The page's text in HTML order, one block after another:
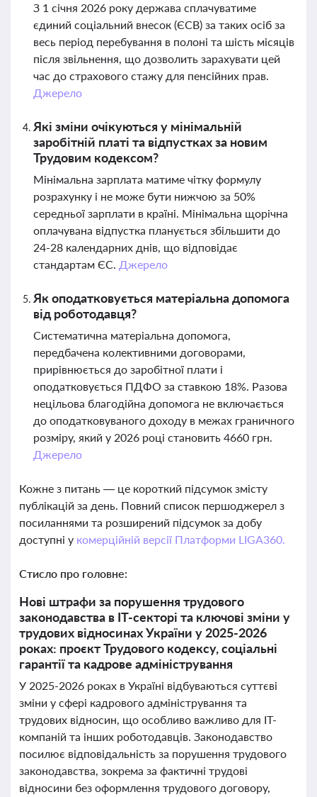
З 1 січня 2026 року держава сплачуватиме
єдиний соціальний внесок (ЄСВ) за таких осіб за
весь період перебування в полоні та шість місяців
після звільнення, що дозволить зарахувати цей
час до страхового стажу для пенсійних прав.
Джерело
Які зміни очікуються у мінімальній
заробітній платі та відпустках за новим
Трудовим кодексом?
Мінімальна зарплата матиме чітку формулу
розрахунку і не може бути нижчою за 50%
середньої зарплати в країні. Мінімальна щорічна
оплачувана відпустка планується збільшити до
24-28 календарних днів, що відповідає
стандартам ЄС. Джерело
Як оподатковується матеріальна допомога
від роботодавця?
Систематична матеріальна допомога,
передбачена колективними договорами,
прирівнюється до заробітної плати і
оподатковується ПДФО за ставкою 18%. Разова
нецільова благодійна допомога не включається
до оподатковуваного доходу в межах граничного
розміру, який у 2026 році становить 4660 грн.
Джерело
Кожне з питань — це короткий підсумок змісту
публікацій за день. Повний список першоджерел з
посиланнями та розширений підсумок за добу
доступні у комерційній версії Платформи LIGA360.
Стисло про головне:
Нові штрафи за порушення трудового
законодавства в ІТ-секторі та ключові зміни у
трудових відносинах України у 2025-2026
роках: проєкт Трудового кодексу, соціальні
гарантії та кадрове адміністрування
У 2025-2026 роках в Україні відбуваються суттєві
зміни у сфері кадрового адміністрування та
трудових відносин, що особливо важливо для ІТ-
компаній та інших роботодавців. Законодавство
посилює відповідальність за порушення трудового
законодавства, зокрема за фактичні трудові
відносини без оформлення трудового договору,